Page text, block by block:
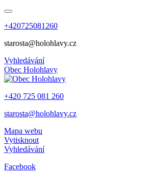
+420725081260
starosta@holohlavy.cz
Vyhledávání
Obec Holohlavy
+420 725 081 260
starosta@holohlavy.cz
Mapa webu
Vytisknout
Vyhledávání
Facebook